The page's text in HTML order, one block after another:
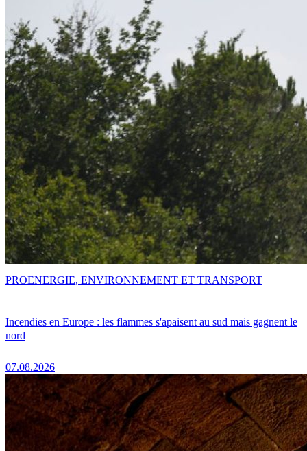
Incendies en Europe : les flammes s'apaisent au sud mais gagnent le
nord
07.08.2026
PROENERGIE, ENVIRONNEMENT ET TRANSPORT